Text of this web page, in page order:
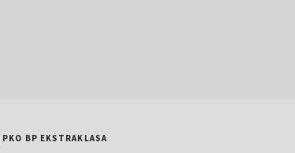
PKO BP EKSTRAKLASA